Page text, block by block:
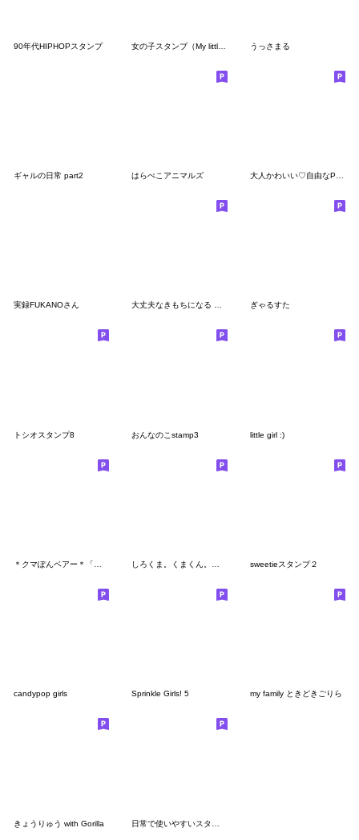
90年代HIPHOPスタンプ うっさまる
ギャルの日常 part2 はらぺこアニマルズ 大人かわいい♡自由なPeople
実録FUKANOさん 大丈夫なきもちになる 毎日ぱんちゃん！ ぎゃるすた
トシオスタンプ8 おんなのこstamp3 little girl :)
sweetieスタンプ２
candypop girls Sprinkle Girls! 5 my family ときどきごりら
きょうりゅう with Gorilla